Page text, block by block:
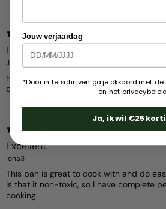
Fijne pan
JenniferW
Heel fijne pan in gebruik, goede dikke
deksel.
Excellent
Iona3
This pan is great to cook with and do
is that it non-toxic, so I have complete
cooking.
Jouw verjaardag
*Door in te schrijven ga je akkoord met
en het
Ja, ik wil €25